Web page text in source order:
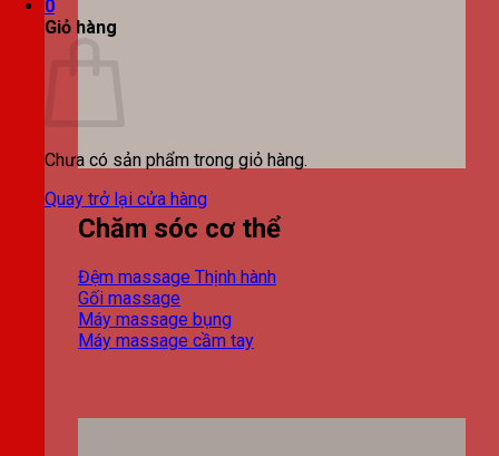
0
Giỏ hàng
Chưa có sản phẩm trong giỏ hàng.
Quay trở lại cửa hàng
Chăm sóc cơ thể
Đệm massage
Gối massage
Máy massage bụng
Máy massage cầm tay